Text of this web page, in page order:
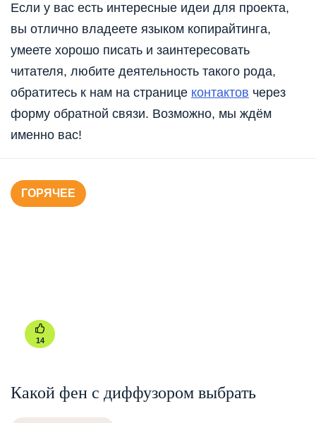
Если у вас есть интересные идеи для проекта,
вы отлично владеете языком копирайтинга,
умеете хорошо писать и заинтересовать
читателя, любите деятельность такого рода,
обратитесь к нам на странице контактов через
форму обратной связи. Возможно, мы ждём
именно вас!
ГОРЯЧЕЕ
14
Какой фен с диффузором выбрать